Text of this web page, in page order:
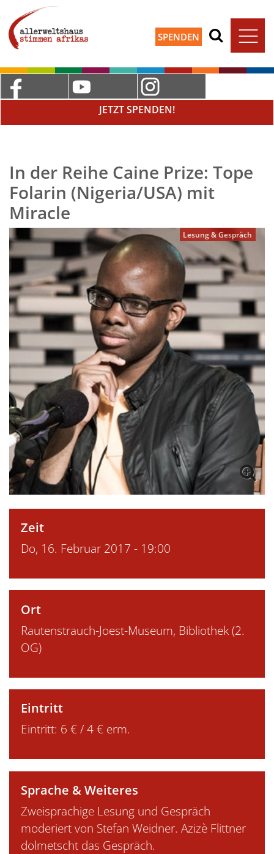
SPENDEN
JETZT SPENDEN!
In der Reihe Caine Prize: Tope
Folarin (Nigeria/USA) mit
Miracle
Lesung & Gespräch
Zeit
Do, 16. Februar 2017 - 19:00
Ort
Rautenstrauch-Joest-Museum, Bibliothek (2.
OG)
Eintritt
Eintritt: 6 € / 4 € erm.
Sprache & Weiteres
Zweisprachige Lesung und Gespräch
moderiert von Stefan Weidner. Azizè Flittner
dolmetscht das Gespräch.